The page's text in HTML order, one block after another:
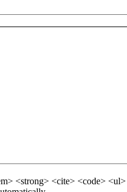
<strong> <cite> <code>